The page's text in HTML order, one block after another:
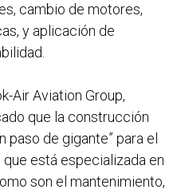
cambio de motores,
y aplicación de
Air Aviation Group,
que la construcción
paso de gigante” para el
está especializada en
son el mantenimiento,